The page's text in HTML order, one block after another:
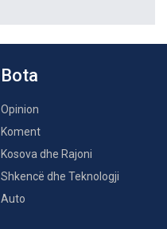
Bota
Opinion
Koment
Kosova dhe Rajoni
Shkencë dhe Teknologji
Auto